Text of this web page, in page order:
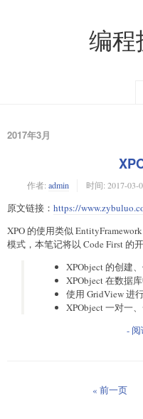
编程
2017年3月
作者: admin 时间: 2017-03-
原文链接： https://
XPO 的使用类似
模式，本笔记将以 Code First 的
XPObject 的创建
XPObject 在数据
使用 GridView 进
XPObject 一对一
-
« 前一页